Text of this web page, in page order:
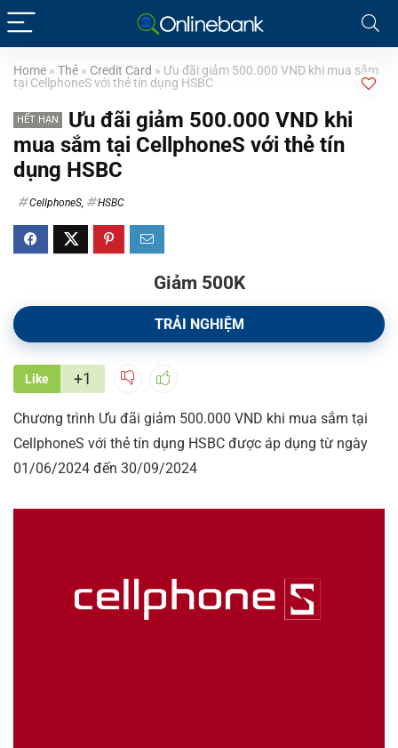
Home » Thẻ » Credit Card » Ưu đãi giảm 500.000 VND khi mua sắm
tại CellphoneS với thẻ tín dụng HSBC
HẾT HẠN
Ưu đãi giảm 500.000 VND khi
mua sắm tại CellphoneS với thẻ tín
dụng HSBC
CellphoneS, HSBC
Giảm 500K
TRẢI NGHIỆM
Like +1
Chương trình Ưu đãi giảm 500.000 VND khi mua sắm tại
CellphoneS với thẻ tín dụng HSBC được áp dụng từ ngày
01/06/2024 đến 30/09/2024